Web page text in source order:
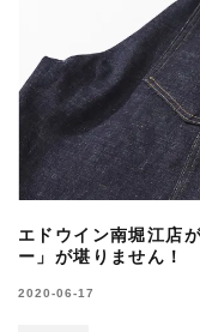
エドウイン南堀江店
ー」が堪りません！
2020-06-17